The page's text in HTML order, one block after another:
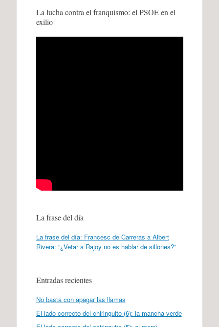
La lucha contra el franquismo: el PSOE en el
exilio
La frase del día
La frase del día: Francesc de Carreras a Albert
Rivera: “¿Vetar a Rajoy no es hablar de sillones?”
Entradas recientes
No basta con apagar las llamas
El lado correcto del chiringuito (6): la mancha verde